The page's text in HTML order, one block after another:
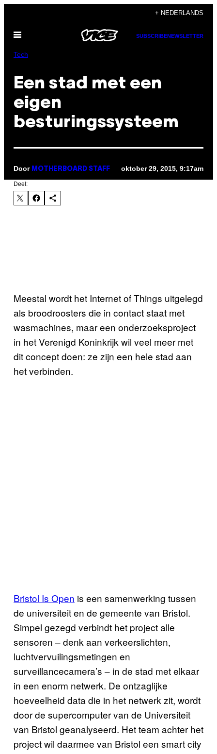
de
inhoud
+ NEDERLANDS
Open
SUBSCRIBENEWSLETTER
Tech
Een stad met een
eigen
besturingssysteem
Door MOTHERBOARD STAFF oktober 29, 2015, 9:17am
Deel:
Meestal wordt het Internet of Things uitgelegd
als broodroosters die in contact staat met
wasmachines, maar een onderzoeksproject
in het Verenigd Koninkrijk wil veel meer met
dit concept doen: ze zijn een hele stad aan
het verbinden.
Bristol Is Open is een samenwerking tussen
de universiteit en de gemeente van Bristol.
Simpel gezegd verbindt het project alle
sensoren – denk aan verkeerslichten,
luchtvervuilingsmetingen en
surveillancecamera’s – in de stad met elkaar
in een enorm netwerk. De ontzaglijke
hoeveelheid data die in het netwerk zit, wordt
door de supercomputer van de Universiteit
van Bristol geanalyseerd. Het team achter het
project wil daarmee van Bristol een smart city